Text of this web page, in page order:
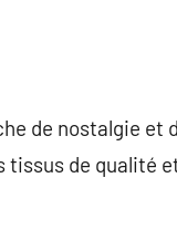
de nostalgie et
de qualité